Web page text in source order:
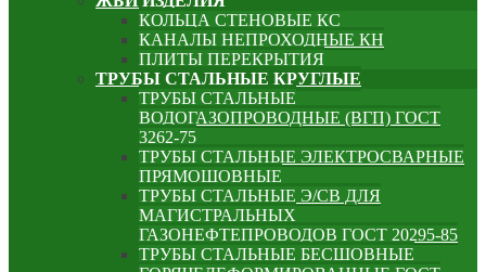
КОЛЬЦА СТЕНОВЫЕ КС
КАНАЛЫ НЕПРОХОДНЫЕ КН
ПЛИТЫ ПЕРЕКРЫТИЯ
ТРУБЫ СТАЛЬНЫЕ КРУГЛЫЕ
ТРУБЫ СТАЛЬНЫЕ
ВОДОГАЗОПРОВОДНЫЕ (ВГП) ГОСТ
3262-75
ТРУБЫ СТАЛЬНЫЕ ЭЛЕКТРОСВАРНЫЕ
ПРЯМОШОВНЫЕ
ТРУБЫ СТАЛЬНЫЕ Э/СВ ДЛЯ
МАГИСТРАЛЬНЫХ
ГАЗОНЕФТЕПРОВОДОВ ГОСТ 20295-85
ТРУБЫ СТАЛЬНЫЕ БЕСШОВНЫЕ